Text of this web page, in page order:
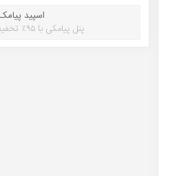
اسپید
پنل پیامکی با ۹۵٪ تخفیف خرید پنل